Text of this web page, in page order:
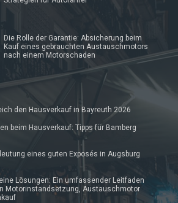
Die Rolle der Garantie: Absicherung beim
Kauf eines gebrauchten Austauschmotors
nach einem Motorschaden
den Hausverkauf in Bayreuth 2026
beim Hausverkauf: Tipps für Bamberg
eines guten Exposés in Augsburg
Lösungen: Ein umfassender Leitfaden
Motorinstandsetzung, Austauschmotor